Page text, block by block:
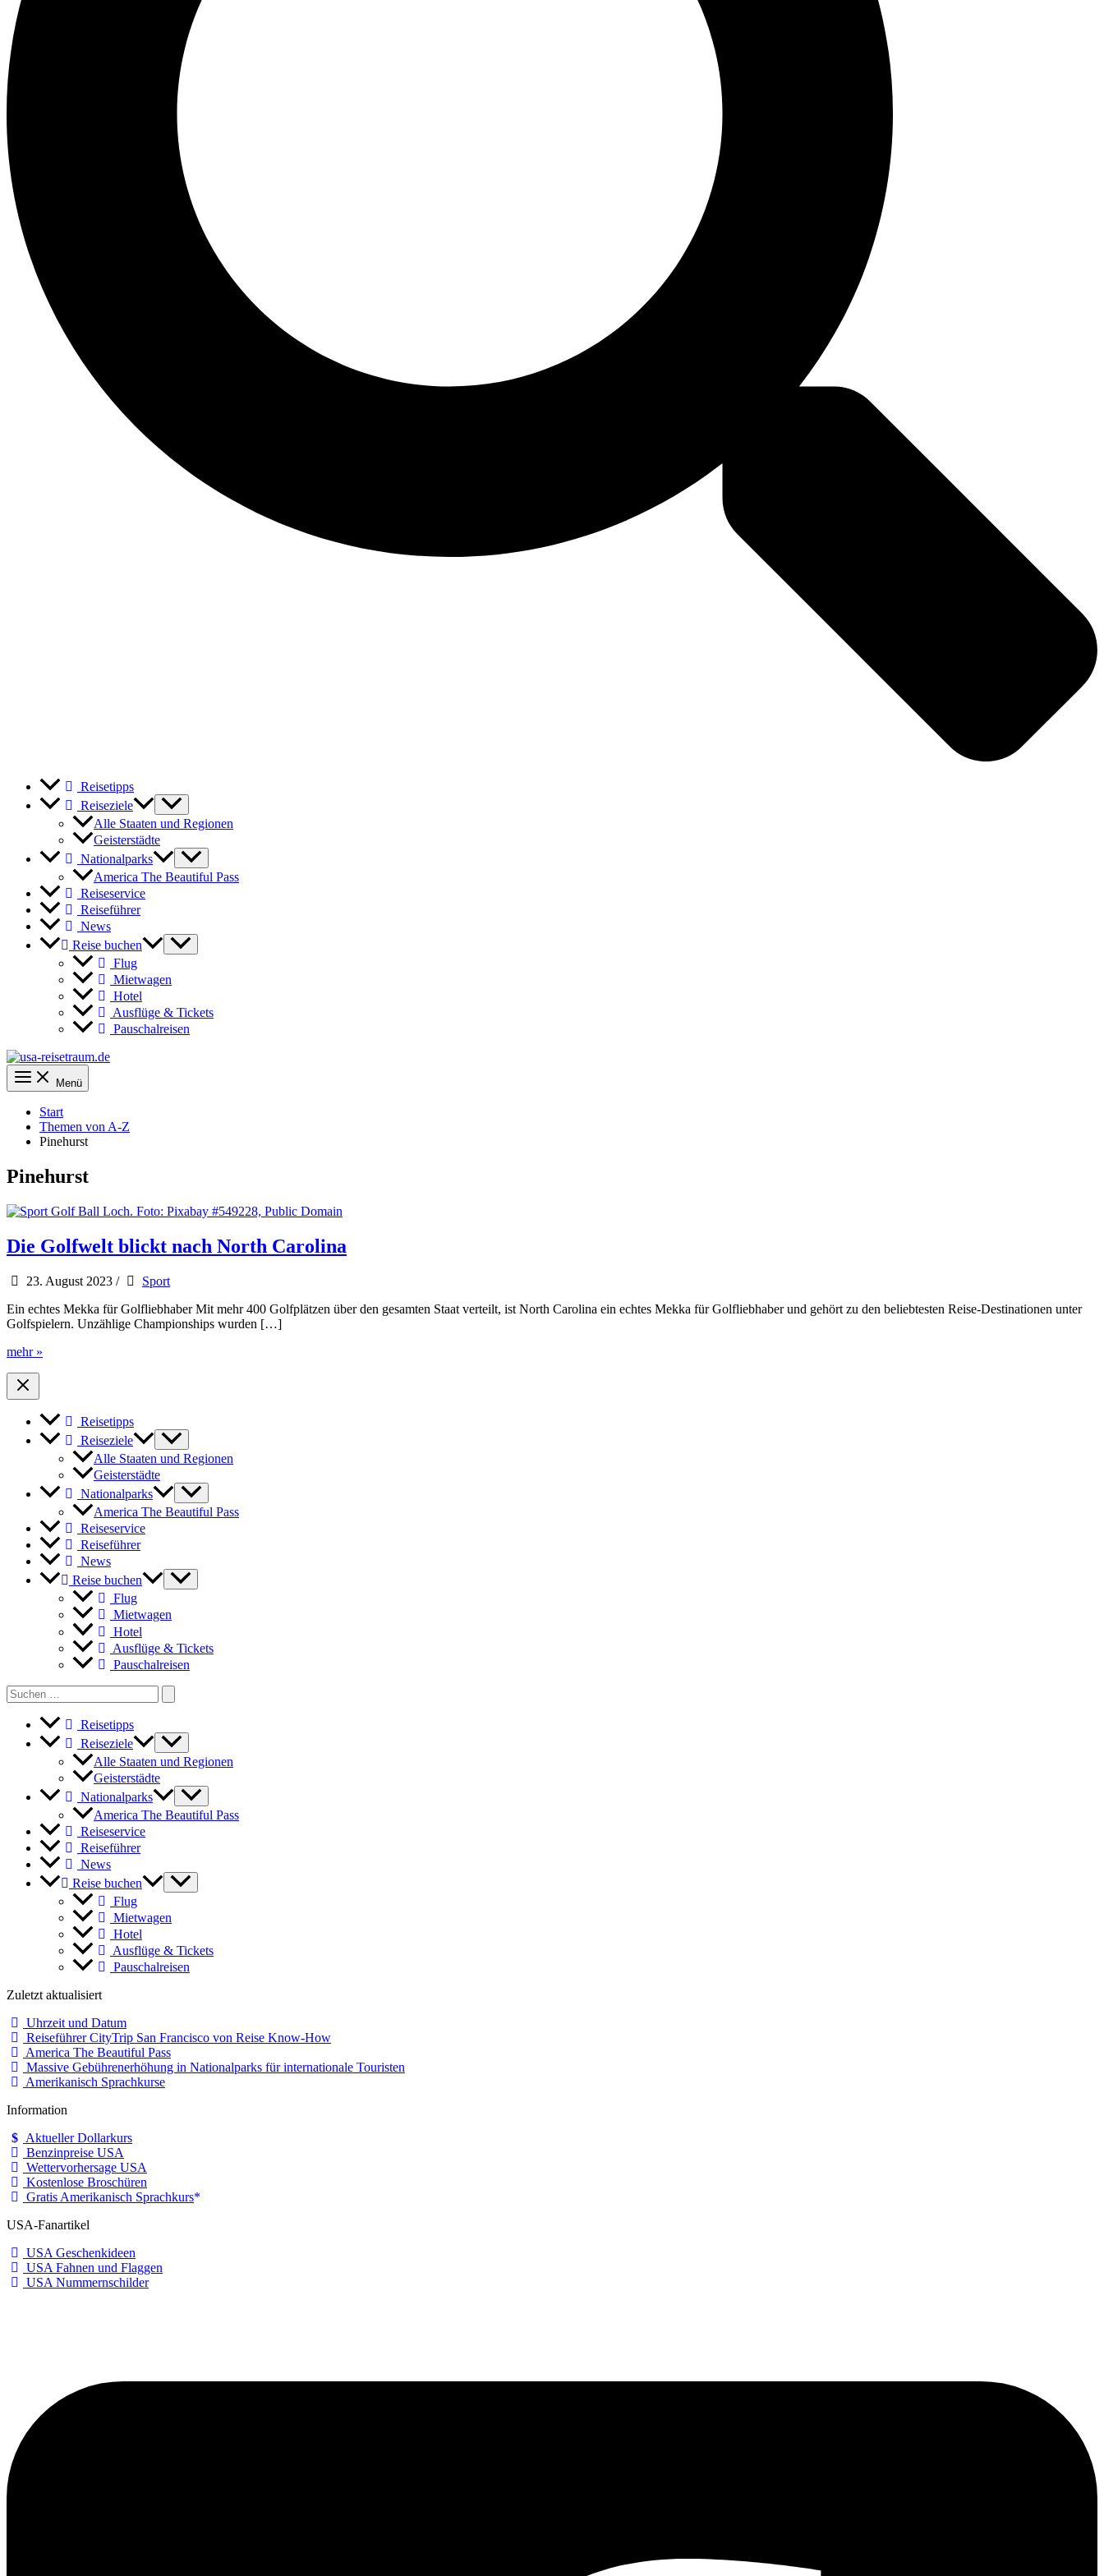
Reisetipps
Reiseziele
Alle Staaten und Regionen
Geisterstädte
Nationalparks
America The Beautiful Pass
Reiseservice
Reiseführer
News
Reise buchen
Flug
Mietwagen
Hotel
Ausflüge & Tickets
Pauschalreisen
Menü
Start
Themen von A-Z
Pinehurst
Pinehurst
Die Golfwelt blickt nach North Carolina
23. August 2023 /
Sport
Ein echtes Mekka für Golfliebhaber Mit mehr 400 Golfplätzen über den gesamten Staat verteilt, ist North Carolina ein echtes Mekka für Golfliebhaber und gehört zu den beliebtesten Reise-Destinationen unter
Golfspielern. Unzählige Championships wurden […]
Die
blickt
nach
Carolina
mehr »
Reisetipps
Reiseziele
Alle Staaten und Regionen
Geisterstädte
Nationalparks
America The Beautiful Pass
Reiseservice
Reiseführer
News
Reise buchen
Flug
Mietwagen
Hotel
Ausflüge & Tickets
Pauschalreisen
Search
for:
Reisetipps
Reiseziele
Alle Staaten und Regionen
Geisterstädte
Nationalparks
America The Beautiful Pass
Reiseservice
Reiseführer
News
Reise buchen
Flug
Mietwagen
Hotel
Ausflüge & Tickets
Pauschalreisen
Zuletzt aktualisiert
Uhrzeit und Datum
Reiseführer CityTrip San Francisco von Reise Know-How
America The Beautiful Pass
Massive Gebührenerhöhung in Nationalparks für internationale Touristen
Amerikanisch Sprachkurse
Information
Aktueller Dollarkurs
Benzinpreise USA
Wettervorhersage USA
Kostenlose Broschüren
Gratis Amerikanisch Sprachkurs
USA-Fanartikel
USA Geschenkideen
USA Fahnen und Flaggen
USA Nummernschilder